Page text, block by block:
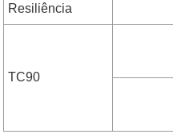
Resiliência
TC90